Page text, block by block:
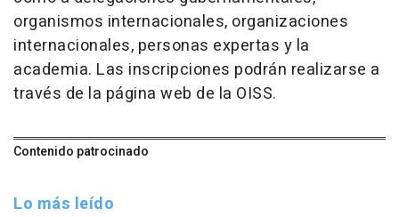
organismos internacionales, organizaciones
internacionales, personas expertas y la
academia. Las inscripciones podrán realizarse a
través de la página web de la OISS.
Contenido patrocinado
Lo más leído